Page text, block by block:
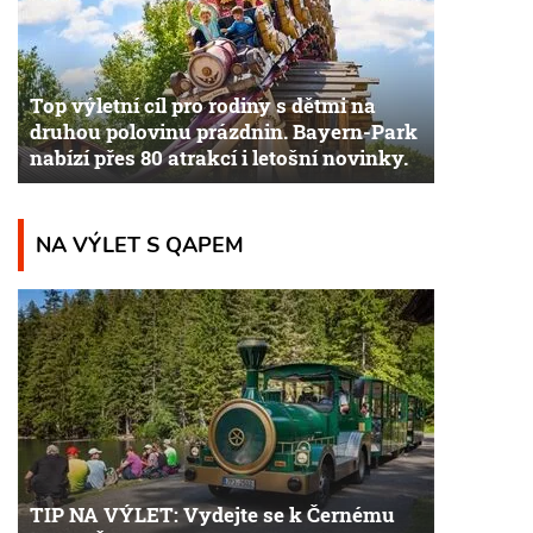
Top výletní cíl pro rodiny s dětmi na
druhou polovinu prázdnin. Bayern-Park
nabízí přes 80 atrakcí i letošní novinky.
NA VÝLET S QAPEM
TIP NA VÝLET: Vydejte se k Černému